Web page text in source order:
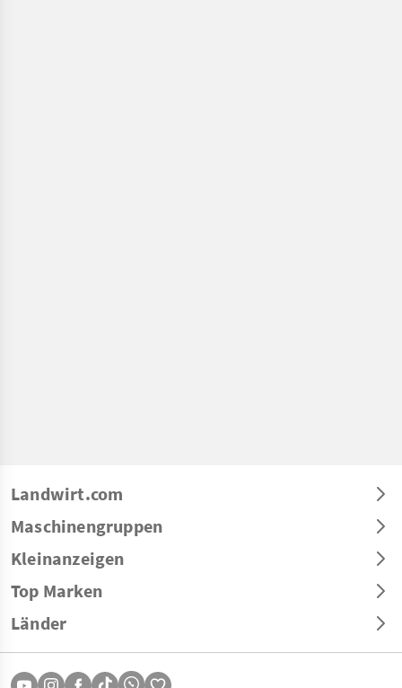
Landwirt.com
Maschinengruppen
Kleinanzeigen
Top Marken
Länder